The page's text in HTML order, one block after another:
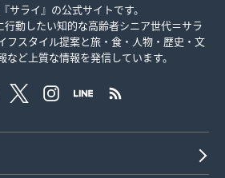
ライ』の公式サイトです。
行動したい知的な高齢者シニア世代＝サラ
フスタイル提案と旅・食・人物・歴史・文
ど上質な情報を発信しています。